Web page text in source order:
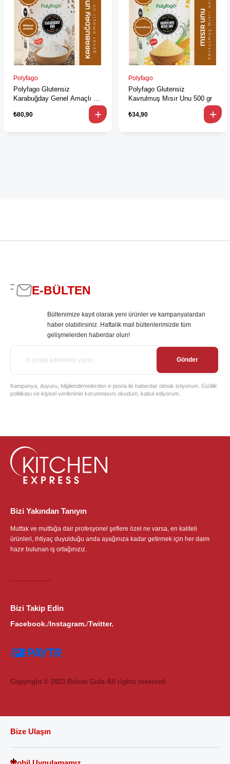
Polyfago
Polyfago Glutensiz
Karabuğday Genel Amaçlı Un
₺80,90
Polyfago
Polyfago Glutensiz
Kavrulmuş Mısır Unu 500 gr
₺34,90
E-BÜLTEN
Bültenimize kayıt olarak yeni ürünler ve kampanyalardan
haber olabilirsiniz. Haftalık mail bültenlerimizde tüm
gelişmelerden haberdar olun!
Gönder
Kampanya, duyuru, bilgilendirmelerden e-posta ile haberdar olmak istiyorum. Gizlilik
politikası ve kişisel verilerimin korunmasını okudum, kabul ediyorum.
Bizi Yakından Tanıyın
Mutfak ve mutfağa dair profesyonel şeflere özel ne varsa, en kaliteli
ürünleri, ihtiyaç duyulduğu anda ayağınıza kadar getirmek için her daim
hazır bulunan iş ortağınızız.
Bizi Takip Edin
Facebook./Instagram./Twitter.
Copyright © 2023 Bulvar Gıda All rights reserved.
Bize Ulaşın